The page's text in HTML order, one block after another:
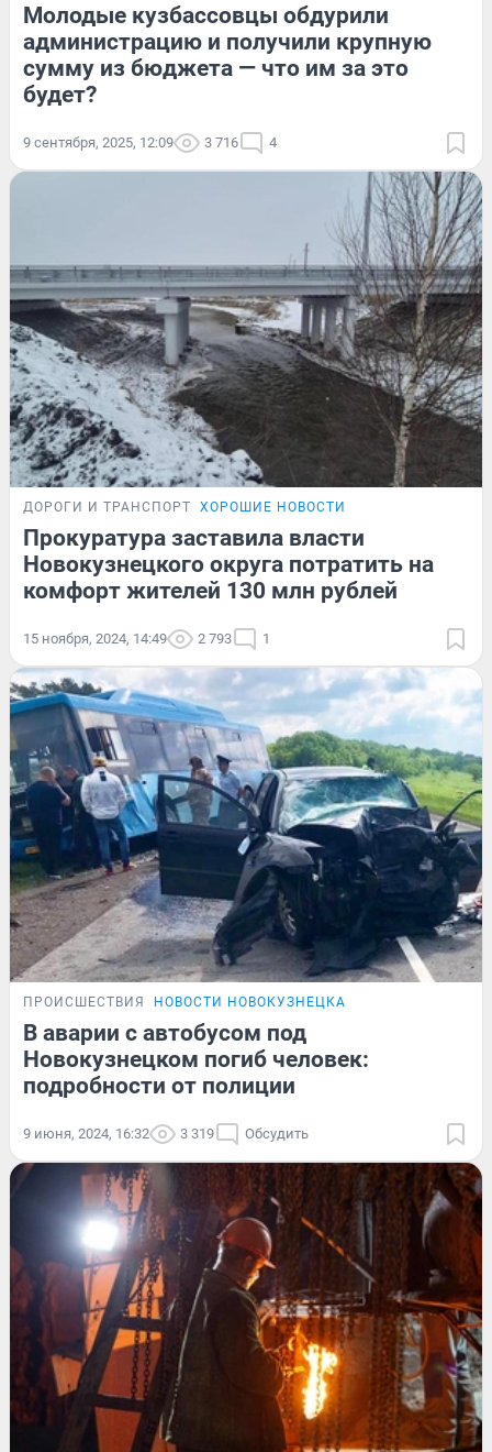
Молодые кузбассовцы обдурили
администрацию и получили крупную
сумму из бюджета — что им за это
будет?
9 сентября, 2025, 12:09 3 716 4
ДОРОГИ И ТРАНСПОРТ ХОРОШИЕ НОВОСТИ
Прокуратура заставила власти
Новокузнецкого округа потратить на
комфорт жителей 130 млн рублей
15 ноября, 2024, 14:49 2 793 1
ПРОИСШЕСТВИЯ НОВОСТИ НОВОКУЗНЕЦКА
В аварии с автобусом под
Новокузнецком погиб человек:
подробности от полиции
9 июня, 2024, 16:32 3 319 Обсудить